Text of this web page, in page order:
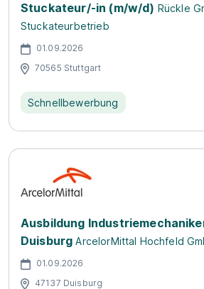
Stuckateur/-in (m/w/d) Rückle
Stuckateurbetrieb
01.09.2026
70565 Stuttgart
Schnellbewerbung
Ausbildung
Duisburg ArcelorMittal Hochfeld
01.09.2026
47137 Duisburg